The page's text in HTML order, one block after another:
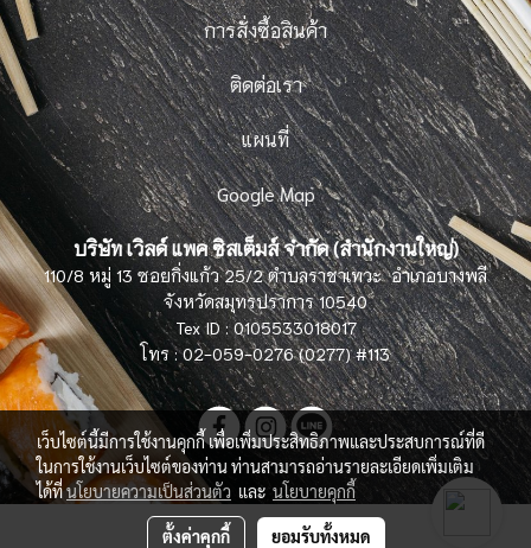
การสั่งซื้อสินค้า
ติดต่อเรา
แผนที่
Google Map
บริษัท เวิลด์ แพค ซิสเต็มส์ จำกัด (สำนักงานใหญ่)
110/8 หมู่ 13 ซอยกิ่งแก้ว 25/2 ตำบลราชาเทวะ อำเภอบางพลี
จังหวัดสมุทรปราการ 10540
Tex ID : 0105533018017
โทร : 02-059-0276 (0277) #113
เว็บไซต์นี้มีการใช้งานคุกกี้ เพื่อเพิ่มประสิทธิภาพและประสบการณ์ที่ดี
ในการใช้งานเว็บไซต์ของท่าน ท่านสามารถอ่านรายละเอียดเพิ่มเติม
ได้ที่นโยบายความเป็นส่วนตัว และ นโยบายคุกกี้
ตั้งค่าคุกกี้ ยอมรับทั้งหมด